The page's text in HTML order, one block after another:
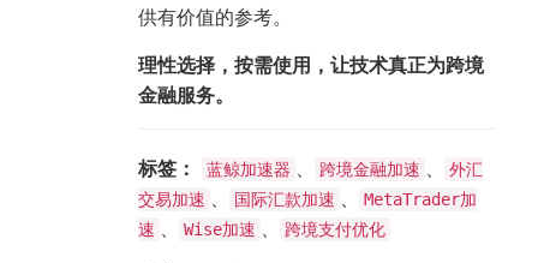
供有价值的参考。
理性选择，按需使用，让技术真正为跨境
金融服务。
标签： 蓝鲸加速器 、 跨境金融加速 、
外汇
交易加速 、 国际汇款加速 、
MetaTrader加
速 、 Wise加速 、 跨境支付优化